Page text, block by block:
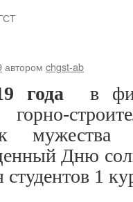
автором chgst-ab
года
в
мужества
Дню
1